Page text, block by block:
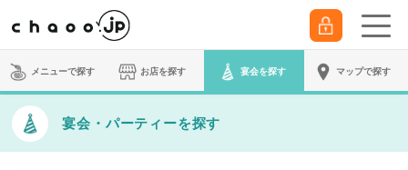
メニューで探す お店を探す 宴会を探す マップで探す
宴会・パーティーを探す